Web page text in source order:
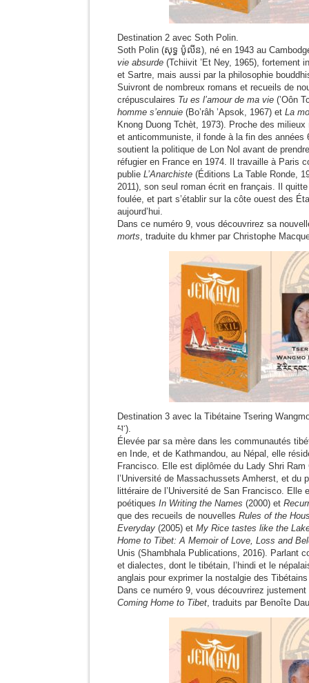
Destination 2 avec Soth Polin.
Soth Polin (សុទ្ធ ប៉ូលីន), né en 1943 au
vie absurde (Tchiivit ’Et Ney, 1965), fortement
et Sartre, mais aussi par la philosophie
Suivront de nombreux romans et recueils de
crépusculaires Tu es l’amour de ma vie (’Oôn
homme s’ennuie (Bo’râh ’Apsok, 1967) et La
Knong Duong Tchèt, 1973). Proche des
et anticommuniste, il fonde à la fin des années
soutient la politique de Lon Nol avant de
réfugier en France en 1974. Il travaille à Paris
publie L’Anarchiste (Éditions La Table Ronde,
2011), son seul roman écrit en français. Il
foulée, et part s’établir sur la côte ouest des
aujourd’hui.
Dans ce numéro 9, vous découvrirez sa
morts, traduite du khmer par Christophe
Destination 3 avec la Tibétaine Tsering
པ་).
Élevée par sa mère dans les communautés
en Inde, et de Kathmandou, au Népal, elle
Francisco. Elle est diplômée du Lady Shri Ram
l’Université de Massachussets Amherst, et du
littéraire de l’Université de San Francisco. Elle
poétiques In Writing the Names (2000) et
que des recueils de nouvelles Rules of the
Everyday (2005) et My Rice tastes like the
Home to Tibet: A Memoir of Love, Loss and
Unis (Shambhala Publications, 2016). Parlant
et dialectes, dont le tibétain, l’hindi et le
anglais pour exprimer la nostalgie des
Dans ce numéro 9, vous découvrirez
Coming Home to Tibet, traduits par Benoîte